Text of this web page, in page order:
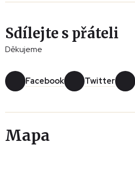
Sdílejte s přáteli
Děkujeme
Facebook Twitter
Mapa